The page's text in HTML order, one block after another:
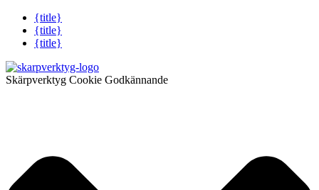
{title}
{title}
{title}
Skärpverktyg Cookie Godkännande